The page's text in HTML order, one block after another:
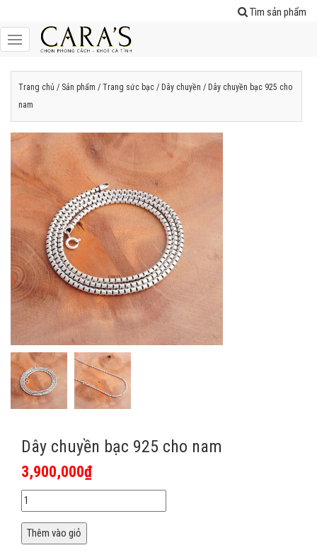
Tìm sản phẩm
Trang chủ / Sản phẩm / Trang sức bạc / Dây chuyền / Dây chuyền bạc 925 cho
nam
Dây chuyền bạc 925 cho nam
3,900,000₫
Thêm vào giỏ